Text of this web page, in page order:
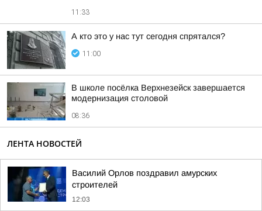
11:33
А кто это у нас тут сегодня спрятался?
11:00
В школе посёлка Верхнезейск завершается
модернизация столовой
08:36
ЛЕНТА НОВОСТЕЙ
Василий Орлов поздравил амурских
строителей
12:03